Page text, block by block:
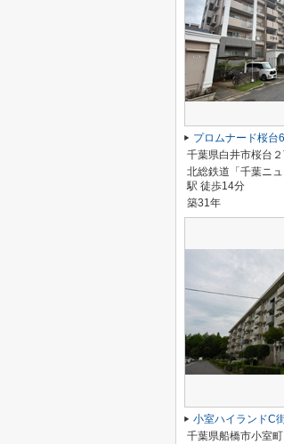
プロムナード桜台
千葉県白井市桜台２
北総鉄道「千葉ニュ
駅 徒歩14分
築31年
小室ハイランドC
千葉県船橋市小室町